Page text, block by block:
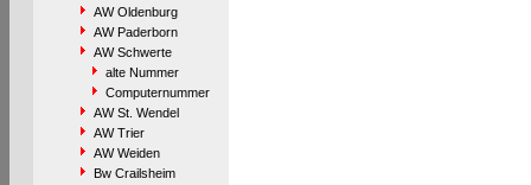
AW Oldenburg
AW Paderborn
AW Schwerte
alte Nummer
Computernummer
AW St. Wendel
AW Trier
AW Weiden
Bw Crailsheim